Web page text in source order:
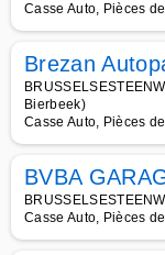
Casse Auto, Pièces
Brezan
Bierbeek)
Casse Auto, Pièces
BVBA
Casse Auto, Pièces